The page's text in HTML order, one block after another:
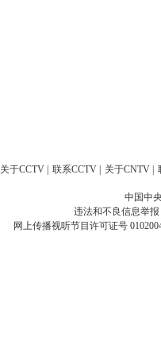
关于CCTV 联系CCTV 关于CNTV
中国中
违法和不良信息举报
网上传播视听节目许可证号